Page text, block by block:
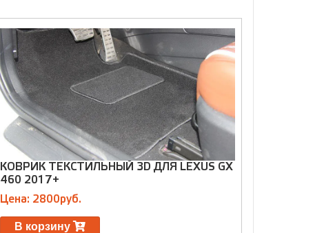
КОВРИК ТЕКСТИЛЬНЫЙ 3D ДЛЯ LEXUS GX
460 2017+
Цена: 2800руб.
В корзину